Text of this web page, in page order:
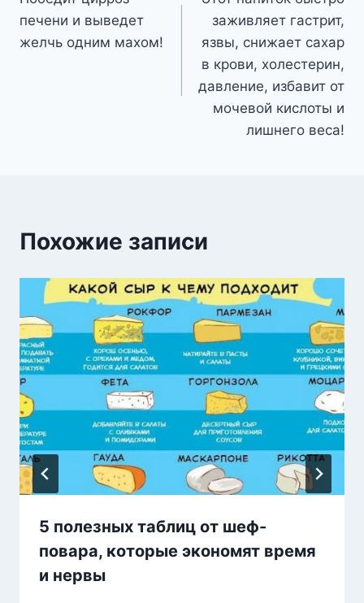
по
записям
печени и выведет
желчь одним махом!
заживляет гастрит,
язвы, снижает сахар
в крови, холестерин,
давление, избавит от
мочевой кислоты и
лишнего веса!
Похожие записи
5 полезных таблиц от шеф-
повара, которые экономят время
и нервы